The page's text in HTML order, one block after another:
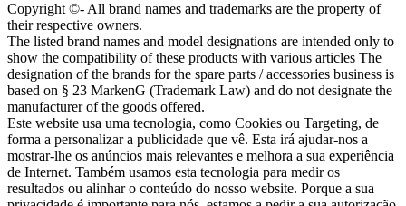
Copyright ©- All brand names and trademarks are the property of
their respective owners.
The listed brand names and model designations are intended only to
show the compatibility of these products with various articles The
designation of the brands for the spare parts / accessories business is
based on § 23 MarkenG (Trademark Law) and do not designate the
manufacturer of the goods offered.
Este website usa uma tecnologia, como Cookies ou Targeting, de
forma a personalizar a publicidade que vê. Esta irá ajudar-nos a
mostrar-lhe os anúncios mais relevantes e melhora a sua experiência
de Internet. Também usamos esta tecnologia para medir os
resultados ou alinhar o conteúdo do nosso website. Porque a sua